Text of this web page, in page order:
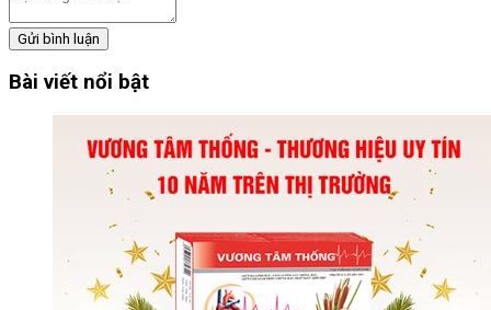
Gửi bình luận
Bài viết nổi bật